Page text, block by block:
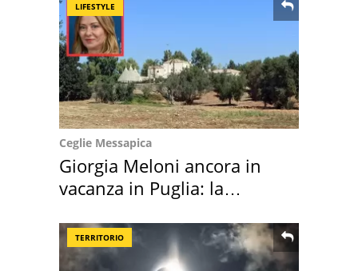
LIFESTYLE
Ceglie Messapica
Giorgia Meloni ancora in
vacanza in Puglia: la
TERRITORIO